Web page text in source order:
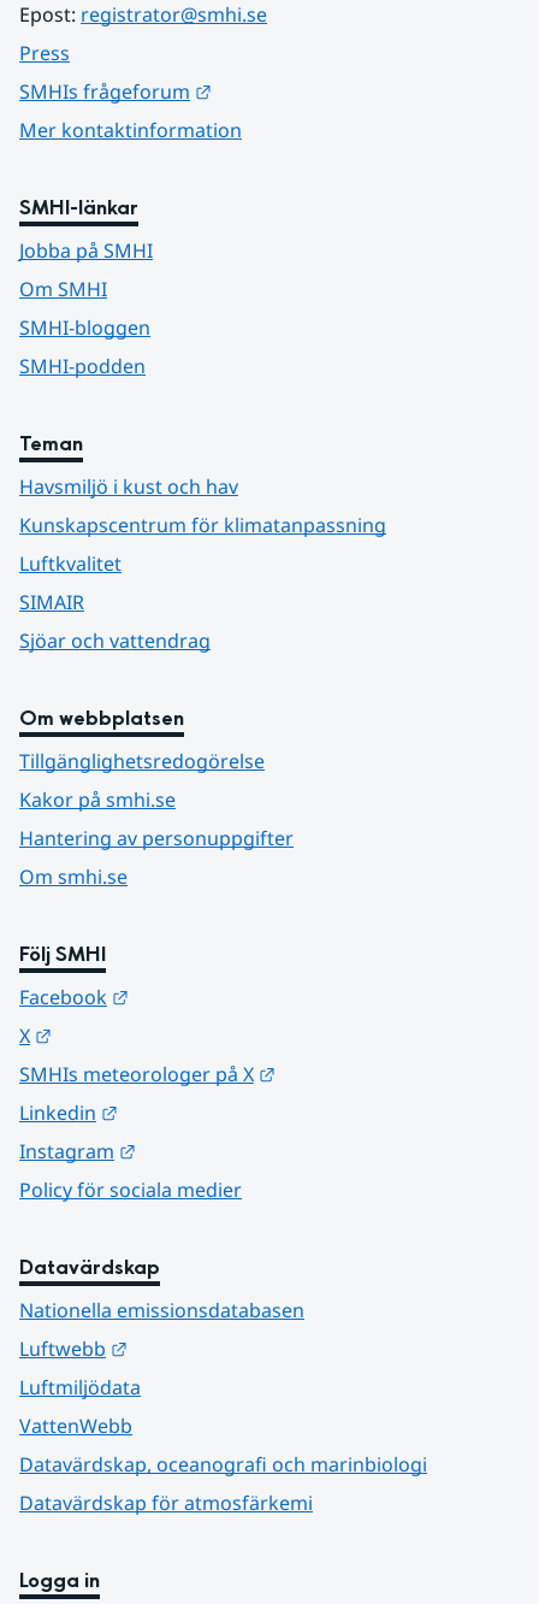
Epost: registrator@smhi.se
Press
SMHIs frågeforum
Mer kontaktinformation
SMHI-länkar
Jobba på SMHI
Om SMHI
SMHI-bloggen
SMHI-podden
Teman
Havsmiljö i kust och hav
Kunskapscentrum för klimatanpassning
Luftkvalitet
SIMAIR
Sjöar och vattendrag
Om webbplatsen
Tillgänglighetsredogörelse
Kakor på smhi.se
Hantering av personuppgifter
Om smhi.se
Följ SMHI
Facebook
X
SMHIs meteorologer på X
Linkedin
Instagram
Policy för sociala medier
Datavärdskap
Nationella emissionsdatabasen
Luftwebb
Luftmiljödata
VattenWebb
Datavärdskap, oceanografi och marinbiologi
Datavärdskap för atmosfärkemi
Logga in